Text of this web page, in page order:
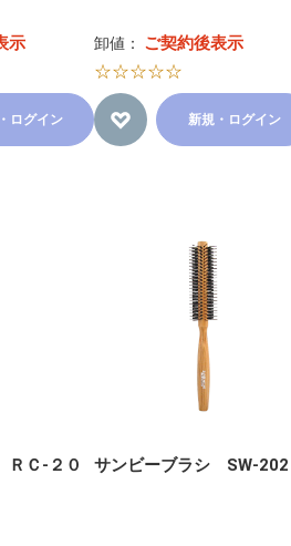
示
ログイン
卸値： ご契約後表示
☆☆☆☆☆
新規・ログイン
Ｃ-２０ サンビーブラシ SW-202